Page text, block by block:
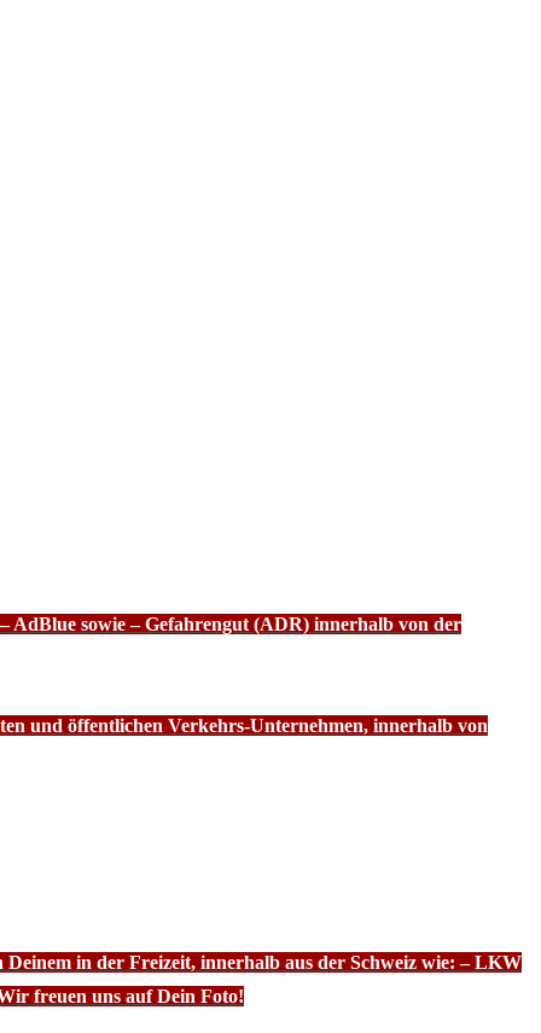
AdBlue sowie – Gefahrengut (ADR) innerhalb von der
und öffentlichen Verkehrs-Unternehmen, innerhalb von
in der Freizeit, innerhalb aus der Schweiz wie: – LKW
freuen uns auf Dein Foto!